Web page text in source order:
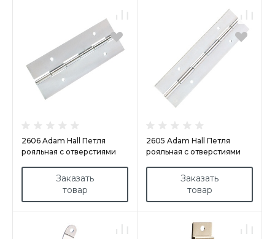
2606 Adam Hall Петля
рояльная с отверстиями
Заказать
товар
2605 Adam Hall Петля
рояльная с отверстиями
Заказать
товар